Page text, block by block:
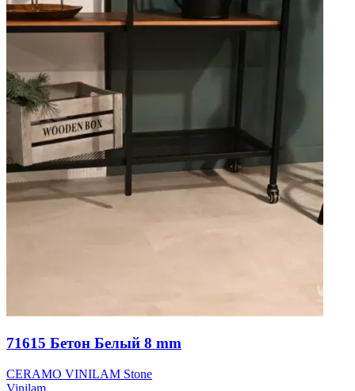
71615 Бетон Белый 8 mm
CERAMO VINILAM Stone
Vinilam